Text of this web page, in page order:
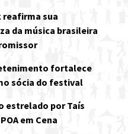
reafirma sua
da música brasileira
fortalece
sócia do festival
estrelado por Taís
em Cena